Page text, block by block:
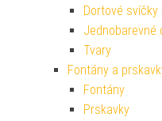
Dortové svíčky
Jednobarevné
Tvary
Fontány a
Fontány
Prskavky